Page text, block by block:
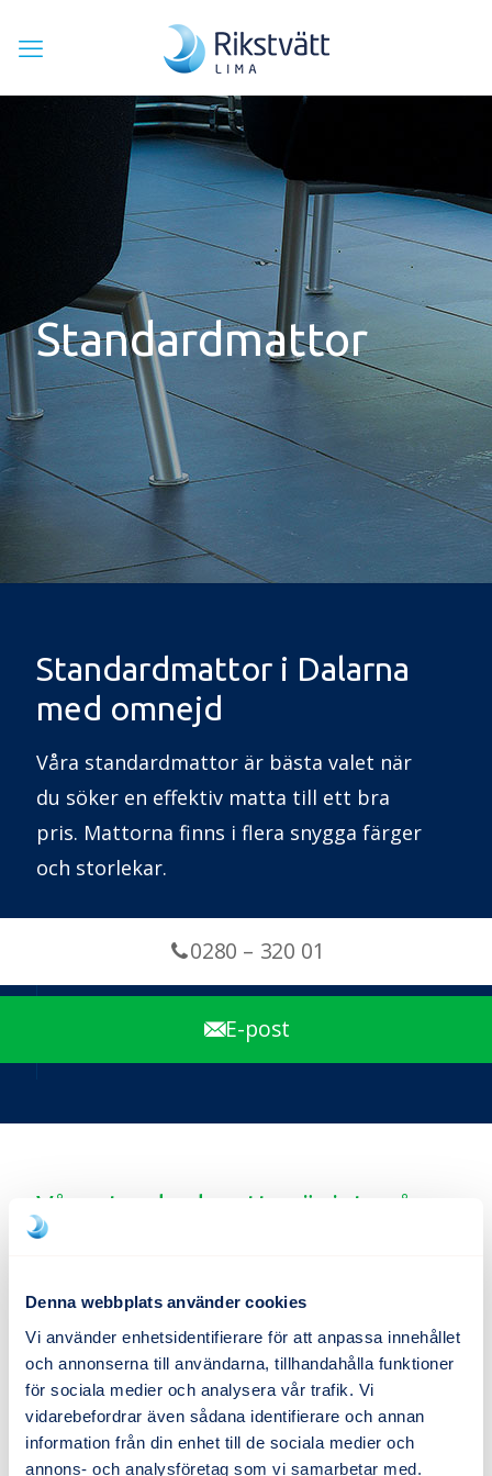
Denna webbplats använder cookies
Vi använder enhetsidentifierare för att anpassa innehållet
och annonserna till användarna, tillhandahålla funktioner
för sociala medier och analysera vår trafik. Vi
vidarebefordrar även sådana identifierare och annan
information från din enhet till de sociala medier och
annons- och analysföretag som vi samarbetar med.
Standardmattor
Standardmattor i Dalarna
med omnejd
Våra standardmattor är bästa valet när
du söker en effektiv matta till ett bra
pris. Mattorna finns i flera snygga färger
och storlekar.
0280 – 320 01
E-post
Våra standard mattor är inte så
standard!
elektricitet. Det mjuka materialet fungerar också
som ljuddämpare, speciellt användbart när
mattorna ligger inne i era kontorsmiljöer. Hos oss
kan man köpa, hyra och/eller tvätta sina mattor.